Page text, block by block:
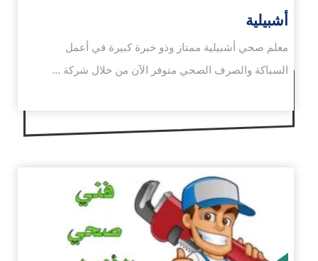
أشبيلية
معلم صحي أشبيلية ممتاز وذو خبرة كبيرة في أعمل
السباكة والصرف الصحي متوفر الآن من خلال شركة ...